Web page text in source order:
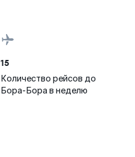
15
Количество рейсов до
Бора-Бора в неделю